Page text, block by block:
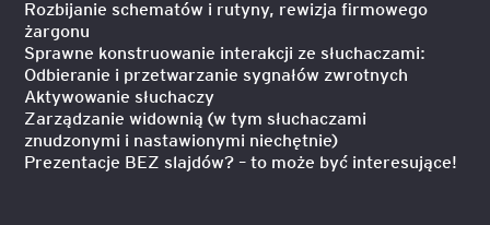
Rozbijanie schematów i rutyny, rewizja firmowego
żargonu
Sprawne konstruowanie interakcji ze słuchaczami:
Odbieranie i przetwarzanie sygnałów zwrotnych
Aktywowanie słuchaczy
Zarządzanie widownią (w tym słuchaczami
znudzonymi i nastawionymi niechętnie)
Prezentacje BEZ slajdów? – to może być interesujące!